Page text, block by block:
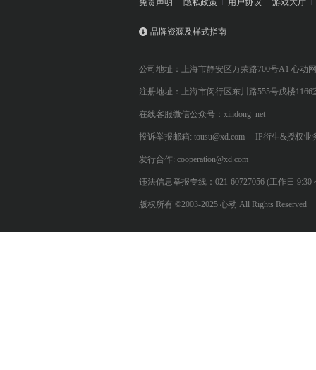
免责声明 隐私政策 用户协议 游戏大厅
品牌资源及样式指南
公司地址：上海市静安区万荣路700号A1 心动
注册地址：上海市闵行区东川路555号戊楼1166
在线客服微信公众号：xindong_net
投诉举报邮箱: tousu@xd.com IP衍生&授权业
发行合作: cooperation@xd.com
违法信息举报专线：021-60727056 (工作日 9:30
版权所有 ©2003-2025 心动 All Rights Reserved